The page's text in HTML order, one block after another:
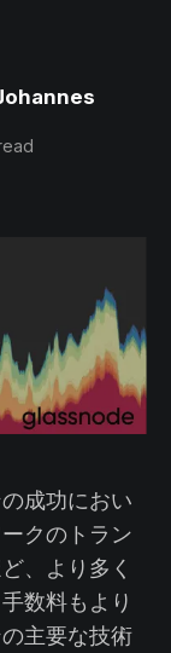
成功におい
クのトラン
、より多く
数料もより
主要な技術